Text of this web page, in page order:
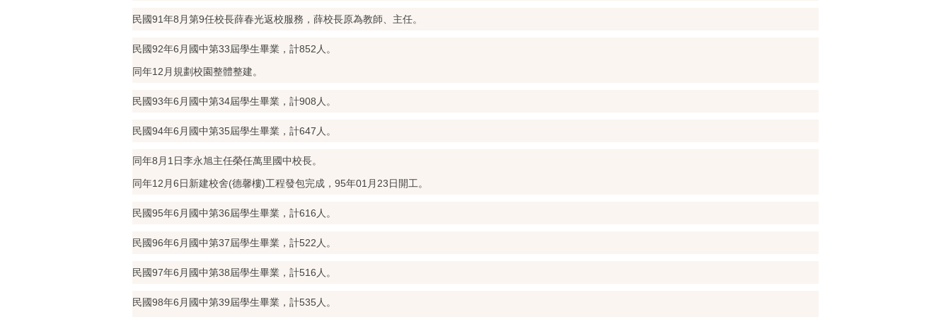
民國91年8月第9任校長薛春光返校服務，薛校長原為教師、主任。
民國92年6月國中第33屆學生畢業，計852人。
同年12月規劃校園整體整建。
民國93年6月國中第34屆學生畢業，計908人。
民國94年6月國中第35屆學生畢業，計647人。
同年8月1日李永旭主任榮任萬里國中校長。
同年12月6日新建校舍(德馨樓)工程發包完成，95年01月23日開工。
民國95年6月國中第36屆學生畢業，計616人。
民國96年6月國中第37屆學生畢業，計522人。
民國97年6月國中第38屆學生畢業，計516人。
民國98年6月國中第39屆學生畢業，計535人。